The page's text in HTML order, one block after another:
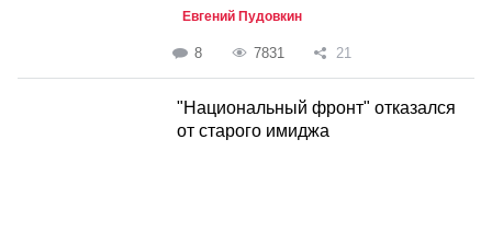
Евгений Пудовкин
8 7831 21
"Национальный фронт" отказался
от старого имиджа